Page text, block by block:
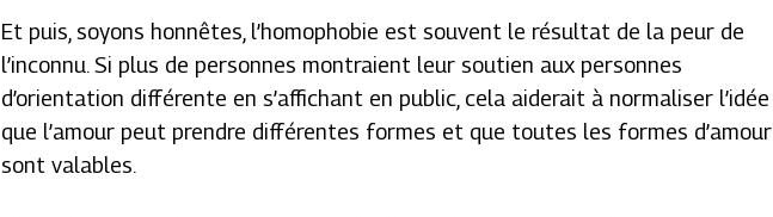
Et puis, soyons honnêtes, l’homophobie est souvent le résultat de la peur de
l’inconnu. Si plus de personnes montraient leur soutien aux personnes
d’orientation différente en s’affichant en public, cela aiderait à normaliser l’idée
que l’amour peut prendre différentes formes et que toutes les formes d’amour
sont valables.